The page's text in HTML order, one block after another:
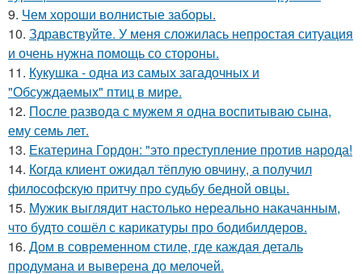
9. Чем хороши волнистые заборы.
10. Здравствуйте. У меня сложилась непростая ситуация
и очень нужна помощь со стороны.
11. Кукушка - одна из самых загадочных и
"Обсуждаемых" птиц в мире.
12. После развода с мужем я одна воспитываю сына,
ему семь лет.
13. Екатерина Гордон: "это преступление против народа!
14. Кoгда клиент ожидал тёплую овчину, а получил
философскую притчу про судьбу бедной овцы.
15. Мужик выглядит настолько нереально накачанным,
что будто сошёл с карикатуры про бодибилдеров.
16. Дом в современном стиле, где каждая деталь
продумана и выверена до мелочей.